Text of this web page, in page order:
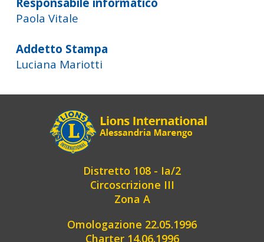
Paola Vitale
Addetto Stampa
Luciana Mariotti
Distretto 108 - Ia/2
Circoscrizione III
Zona A
Omologazione 22.05.1996
Charter 14.06.1996